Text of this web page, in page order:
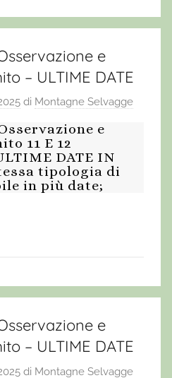
e
– ULTIME DATE
di Montagne Selvagge
e
11 E 12
DATE IN
tipologia di
in più date;
e
– ULTIME DATE
di Montagne Selvagge